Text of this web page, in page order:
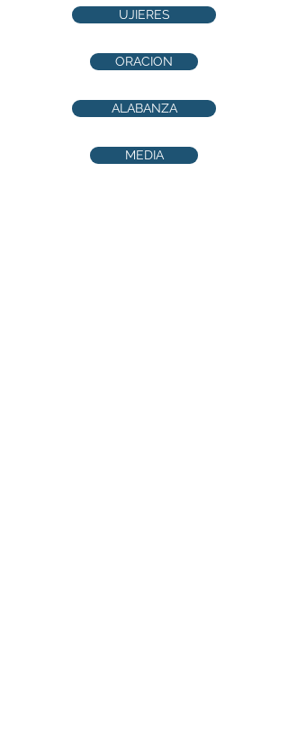
UJIERES
ORACION
ALABANZA
MEDIA